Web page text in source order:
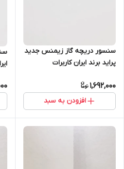
سنسور دریچه گاز زیمنس جدید
پراید برند ایران کاربرات
1,692,000
افزودن به سبد